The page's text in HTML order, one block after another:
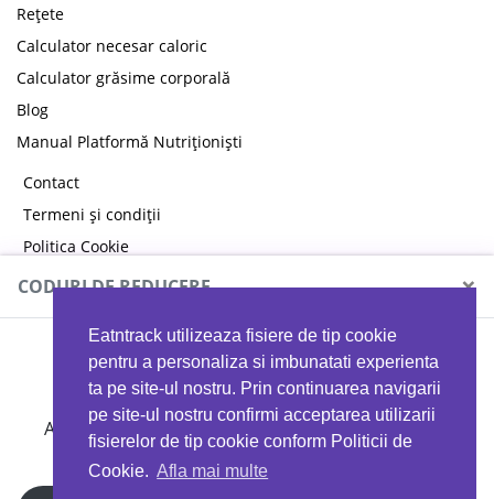
Eatntrack utilizeaza fisiere de tip cookie
pentru a personaliza si imbunatati experienta
ta pe site-ul nostru. Prin continuarea navigarii
pe site-ul nostru confirmi acceptarea utilizarii
fisierelor de tip cookie conform Politicii de
Cookie. Afla mai multe
Rețete
Calculator necesar caloric
Calculator grăsime corporală
Blog
Manual Platformă Nutriționiști
Contact
Termeni și condiții
Politica Cookie
Politica de confidențialitate
CODURI DE REDUCERE ×
MYPROTEIN
Ai 40%reducere la orice comandă folosind codul
EATTRACK